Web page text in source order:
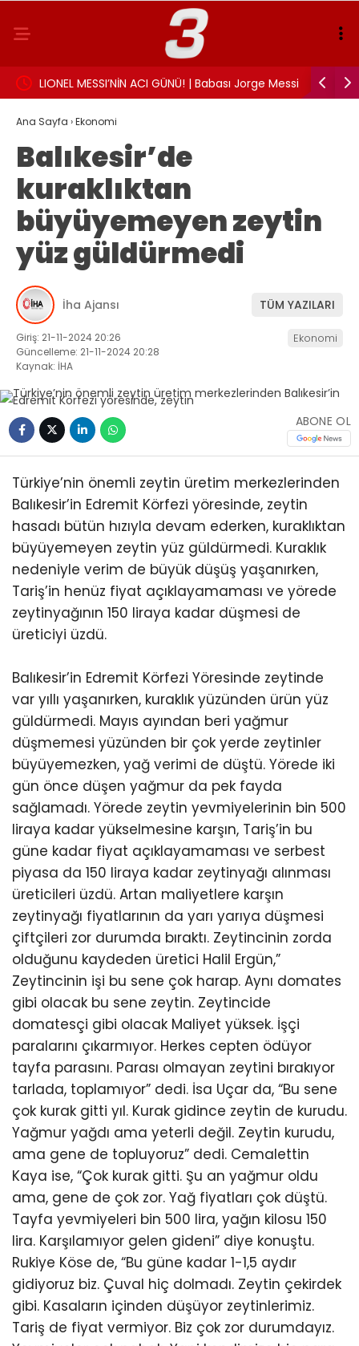
LIONEL MESSI’NİN ACI GÜNÜ! | Babası Jorge Messi
hayatını kaybetti
Ana Sayfa ›Ekonomi
Balıkesir’de
kuraklıktan
büyüyemeyen zeytin
yüz güldürmedi
İha Ajansı TÜM YAZILARI
Giriş: 21-11-2024 20:26
Güncelleme: 21-11-2024 20:28
Kaynak: İHA
Ekonomi
ABONE OL
Türkiye’nin önemli zeytin üretim merkezlerinden
Balıkesir’in Edremit Körfezi yöresinde, zeytin
hasadı bütün hızıyla devam ederken, kuraklıktan
büyüyemeyen zeytin yüz güldürmedi. Kuraklık
nedeniyle verim de büyük düşüş yaşanırken,
Tariş’in henüz fiyat açıklayamaması ve yörede
zeytinyağının 150 liraya kadar düşmesi de
üreticiyi üzdü.
Balıkesir’in Edremit Körfezi Yöresinde zeytinde
var yıllı yaşanırken, kuraklık yüzünden ürün yüz
güldürmedi. Mayıs ayından beri yağmur
düşmemesi yüzünden bir çok yerde zeytinler
büyüyemezken, yağ verimi de düştü. Yörede iki
gün önce düşen yağmur da pek fayda
sağlamadı. Yörede zeytin yevmiyelerinin bin 500
liraya kadar yükselmesine karşın, Tariş’in bu
güne kadar fiyat açıklayamaması ve serbest
piyasa da 150 liraya kadar zeytinyağı alınması
üreticileri üzdü. Artan maliyetlere karşın
zeytinyağı fiyatlarının da yarı yarıya düşmesi
çiftçileri zor durumda bıraktı. Zeytincinin zorda
olduğunu kaydeden üretici Halil Ergün,”
Zeytincinin işi bu sene çok harap. Aynı domates
gibi olacak bu sene zeytin. Zeytincide
domatesçi gibi olacak Maliyet yüksek. İşçi
paralarını çıkarmıyor. Herkes cepten ödüyor
tayfa parasını. Parası olmayan zeytini bırakıyor
tarlada, toplamıyor” dedi. İsa Uçar da, “Bu sene
çok kurak gitti yıl. Kurak gidince zeytin de kurudu.
Yağmur yağdı ama yeterli değil. Zeytin kurudu,
ama gene de topluyoruz” dedi. Cemalettin
Kaya ise, “Çok kurak gitti. Şu an yağmur oldu
ama, gene de çok zor. Yağ fiyatları çok düştü.
Tayfa yevmiyeleri bin 500 lira, yağın kilosu 150
lira. Karşılamıyor gelen gideni” diye konuştu.
Rukiye Köse de, “Bu güne kadar 1-1,5 aydır
gidiyoruz biz. Çuval hiç dolmadı. Zeytin çekirdek
gibi. Kasaların içinden düşüyor zeytinlerimiz.
Tariş de fiyat vermiyor. Biz çok zor durumdayız.